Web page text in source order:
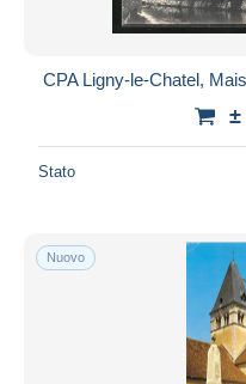
CPA Ligny-le-Chatel,
±
Stato
Nuovo